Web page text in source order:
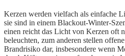
Kerzen werden vielfach als einfache
sie sind in einem Blackout-Winter-
einen reicht das Licht von Kerzen oft
beleuchten, zum anderen stellen
Brandrisiko dar, insbesondere wenn